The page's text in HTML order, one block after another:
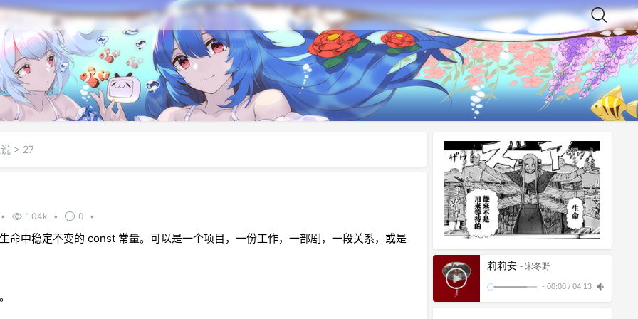
> 27
• 1.04k • 0 •
命中稳定不变的 const 常量。可以是一个项目，一份工作，一部剧，一段关系，或是
莉莉安 - 宋冬野
- 00:00 / 04:13